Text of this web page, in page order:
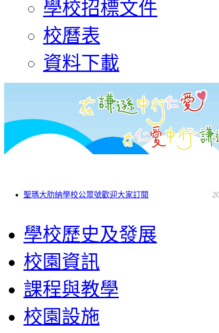
學校招標文件
校曆表
資料下載
聖瑪大肋納學校公眾號歡迎大家訂閱
學校歷史及發展
校園資訊
課程與教學
校園設施